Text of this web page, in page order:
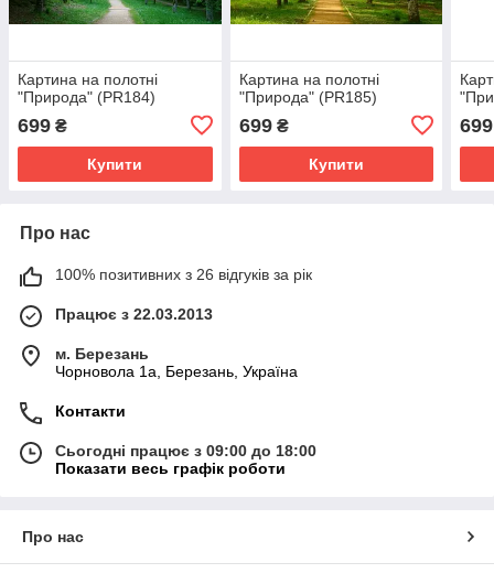
Картина на полотні
"Природа" (PR184)
699 ₴
Купити
Картина на полотні
"Природа" (PR185)
699₴
Купити
699
Про нас
100% позитивних з 26 відгуків за рік
Працює з 22.03.2013
м. Березань
Чорновола 1а, Березань, Україна
Контакти
Сьогодні працює з 09:00 до 18:00
Показати весь графік роботи
Про нас